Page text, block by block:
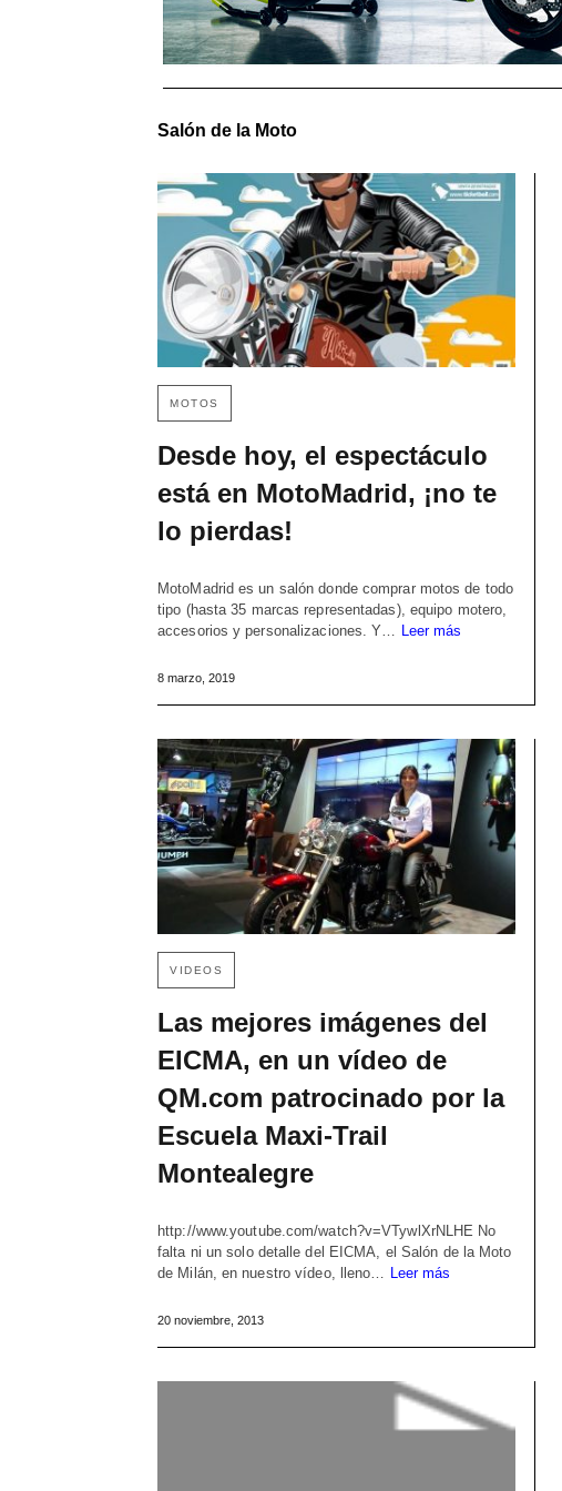
Salón de la Moto
MOTOS
Desde hoy, el espectáculo
está en MotoMadrid, ¡no te
lo pierdas!
MotoMadrid es un salón donde comprar motos de todo
tipo (hasta 35 marcas representadas), equipo motero,
accesorios y personalizaciones. Y… Leer más
8 marzo, 2019
VIDEOS
Las mejores imágenes del
EICMA, en un vídeo de
QM.com patrocinado por la
Escuela Maxi-Trail
Montealegre
http://www.youtube.com/watch?v=VTywlXrNLHE No
falta ni un solo detalle del EICMA, el Salón de la Moto
de Milán, en nuestro vídeo, lleno…
Leer más
20 noviembre, 2013